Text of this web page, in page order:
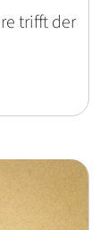
trifft der